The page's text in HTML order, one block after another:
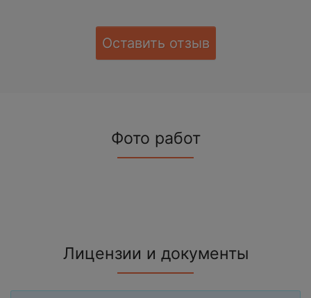
Оставить отзыв
Фото работ
Лицензии и документы